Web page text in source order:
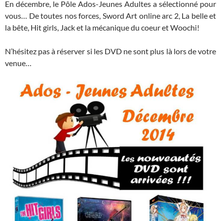
En décembre, le Pôle Ados-Jeunes Adultes a sélectionné pour
vous… De toutes nos forces, Sword Art online arc 2, La belle et
la bête, Hit girls, Jack et la mécanique du coeur et Woochi!
N’hésitez pas à réserver si les DVD ne sont plus là lors de votre
venue…